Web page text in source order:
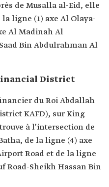
de Musalla al-Eid, elle
ligne (1) axe Al Olaya-
Al Madinah Al
Bin Abdulrahman Al
District
du Roi Abdallah
KAFD), sur King
à l’intersection de
de la ligne (4) axe
Road et de la ligne
Road-Sheikh Hassan Bin